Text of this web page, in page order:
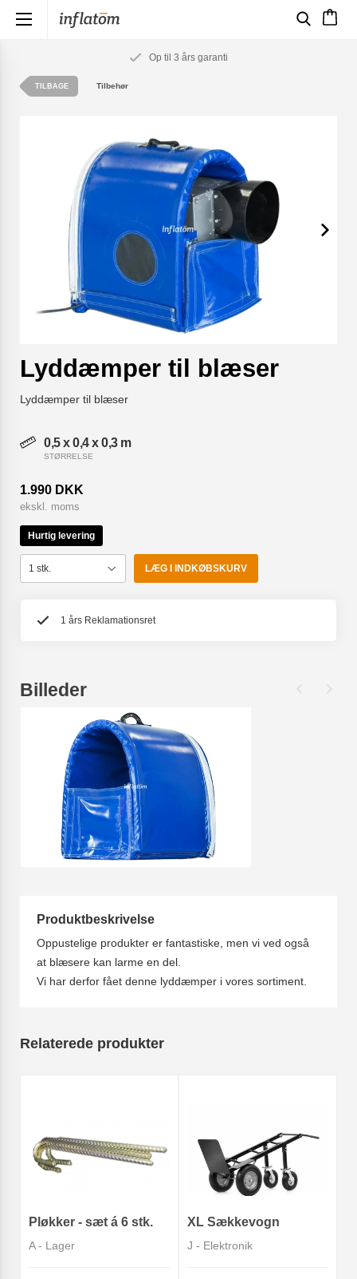
Op til 3 års garanti
TILBAGE Tilbehør
Lyddæmper til blæser
Lyddæmper til blæser
0,5 x 0,4 x 0,3 m
STØRRELSE
1.990 DKK
ekskl. moms
Hurtig levering
LÆG I INDKØBSKURV
1 års Reklamationsret
Billeder
Produktbeskrivelse
Oppustelige produkter er fantastiske, men vi ved også
at blæsere kan larme en del.
Vi har derfor fået denne lyddæmper i vores sortiment.
Relaterede produkter
Pløkker - sæt á 6 stk.
A - Lager
XL Sækkevogn
J - Elektronik